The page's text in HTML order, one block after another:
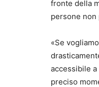
fronte della
persone non
«Se
accessibile
preciso